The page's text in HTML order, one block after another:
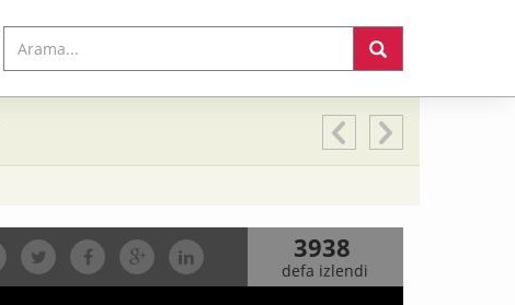
3938
defa izlendi